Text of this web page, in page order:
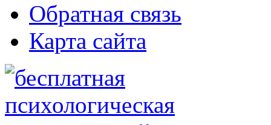
Обратная связь
Карта сайта